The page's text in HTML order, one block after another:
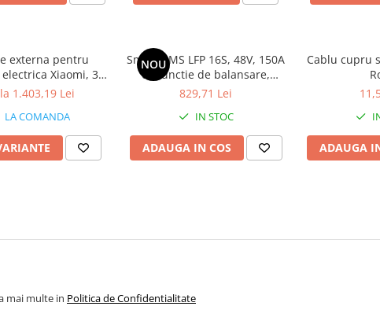
externa pentru
Xiaomi, 36
V, 20 Ah
1.403,19 Lei
LA COMANDA
NOU
Smart BMS LFP 16S, 48V, 150A
cu functie de balansare,
Bluetooth, port comun
829,71 Lei
IN STOC
ADAUGA IN COS
Cablu cupru
ADAUGA
mai multe in Politica de Confidentialitate